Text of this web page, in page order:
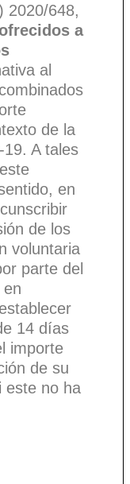
2020/648,
a
al
de la
A tales
en
de los
voluntaria
parte del
en
14 días
importe
de su
este no ha